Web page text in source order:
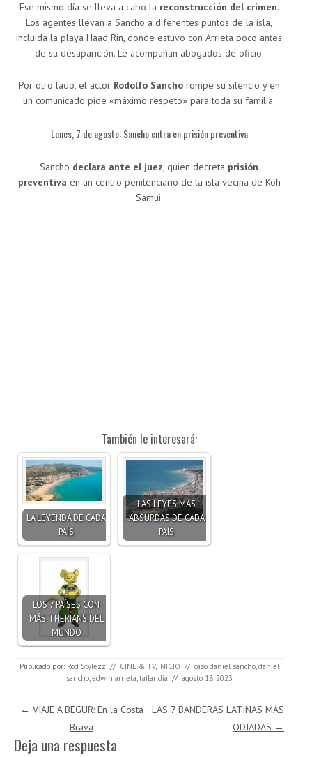
Ese mismo día se lleva a cabo la reconstrucción del crimen.
Los agentes llevan a Sancho a diferentes puntos de la isla,
incluida la playa Haad Rin, donde estuvo con Arrieta poco antes
de su desaparición. Le acompañan abogados de oficio.
Por otro lado, el actor Rodolfo Sanchorompe su silencio y en
un comunicado pide «máximo respeto» para toda su familia.
Lunes, 7 de agosto: Sancho entra en prisión preventiva
Sancho declara ante el juez, quien decreta prisión
preventiva en un centro penitenciario de la isla vecina de Koh
Samui.
También le interesará:
LA LEYENDA DE CADA
PAÍS
LAS LEYES MÁS
ABSURDAS DE CADA
PAÍS
LOS 7 PAÍSES CON
MÁS THERIANS DEL
MUNDO
Publicado por: Rod Stylezz // CINE & TV, INICIO // caso daniel sancho,daniel
sancho,edwin arrieta,tailandia // agosto 18, 2023
Navegación de entradas
← VIAJE A BEGUR: En la Costa
Brava
LAS 7 BANDERAS LATINAS MÁS
ODIADAS →
Deja una respuesta